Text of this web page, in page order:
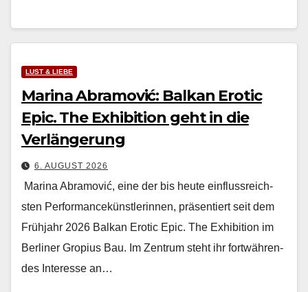
LUST & LIEBE
Marina Abramović: Balkan Erotic
Epic. The Exhibition geht in die
Verlängerung
6. AUGUST 2026
Mari­na Abramović, eine der bis heute ein­flussre­ich­
sten Per­for­mancekün­st­lerin­nen, präsen­tiert seit dem
Früh­jahr 2026 Balkan Erot­ic Epic. The Exhi­bi­tion im
Berlin­er Gropius Bau. Im Zen­trum ste­ht ihr fortwähren­
des Inter­esse an…